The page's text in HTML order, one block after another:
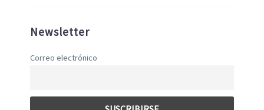
Newsletter
Correo electrónico